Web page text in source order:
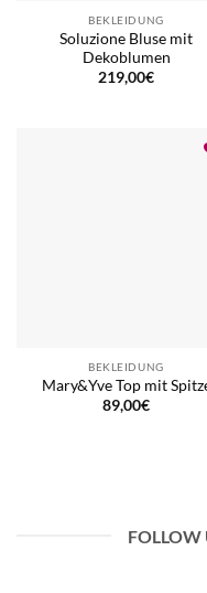
BEKLEIDUNG
Soluzione Bluse mit
Dekoblumen
219,00€
BEKLEIDUNG
Mary&Yve Top mit
89,00€
FOLLOW